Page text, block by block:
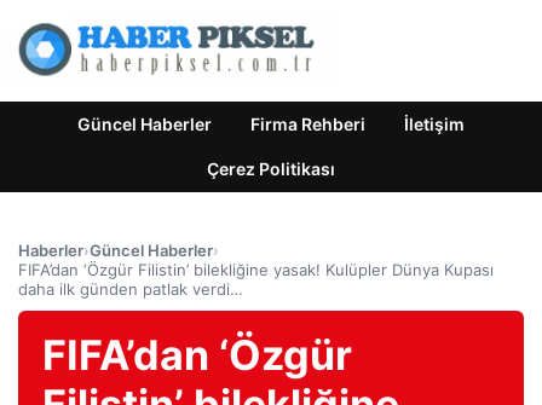
Güncel Haberler Firma Rehberi İletişim
Çerez Politikası
Haberler›Güncel Haberler›
FIFA’dan ‘Özgür Filistin’ bilekliğine yasak! Kulüpler Dünya Kupası
daha ilk günden patlak verdi…
FIFA’dan ‘Özgür